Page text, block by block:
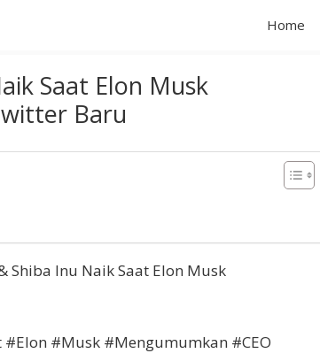
Home
Saat Elon Musk
Baru
Shiba Inu Naik Saat Elon Musk
#Musk #Mengumumkan #CEO